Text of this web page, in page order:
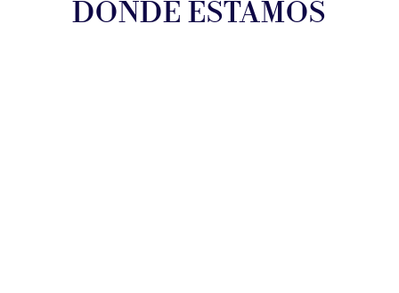
DÓNDE ESTAMOS